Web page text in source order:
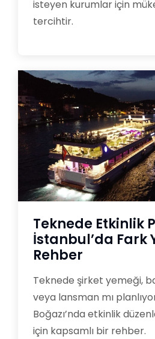
isteyen kurumlar için
tercihtir.
Teknede Etkinlik
İstanbul’da Fark
Rehber
Teknede şirket yemeği,
veya lansman mı
Boğazı’nda etkinlik
için kapsamlı bir rehber.